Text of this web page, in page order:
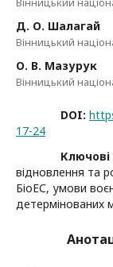
Д. О. Шалагай
Вінницький
О. В. Мазурук
Вінницький
DOI:
17-24
Ключові
відновлення та
БіоЕС, умови
детермінованих